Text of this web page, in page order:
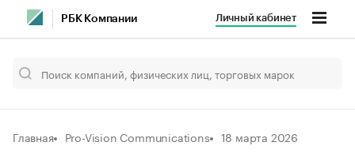
РБК Компании Личный кабинет
Главная Pro-Vision Communications 18 марта 2026